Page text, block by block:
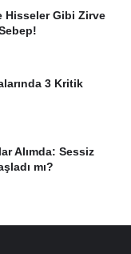
Hisseler Gibi Zirve
3 Kritik
Alımda: Sessiz
mı?